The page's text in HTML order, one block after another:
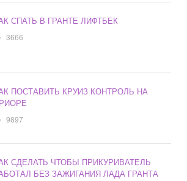
СПАТЬ В ГРАНТЕ ЛИФТБЕК
3666
ПОСТАВИТЬ КРУИЗ КОНТРОЛЬ НА
9897
СДЕЛАТЬ ЧТОБЫ ПРИКУРИВАТЕЛЬ
БЕЗ ЗАЖИГАНИЯ ЛАДА ГРАНТА